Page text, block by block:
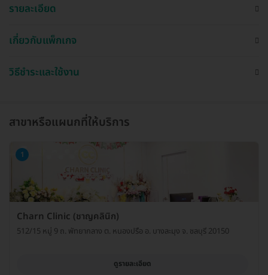
รายละเอียด
เกี่ยวกับแพ็กเกจ
วิธีชำระและใช้งาน
สาขาหรือแผนกที่ให้บริการ
1
Charn Clinic (ชาญคลินิก)
512/15 หมู่ 9 ถ. พัทยากลาง ต. หนองปรือ อ. บางละมุง จ. ชลบุรี 20150
ดูรายละเอียด